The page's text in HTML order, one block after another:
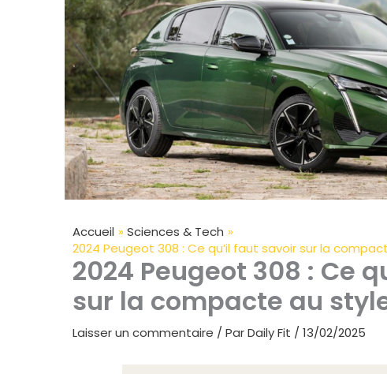
Accueil
Sciences & Tech
2024 Peugeot 308 : Ce qu’il faut savoir sur la
2024 Peugeot 308 : Ce
sur la compacte au
Laisser un commentaire / ParDaily Fit / 13/02/2025